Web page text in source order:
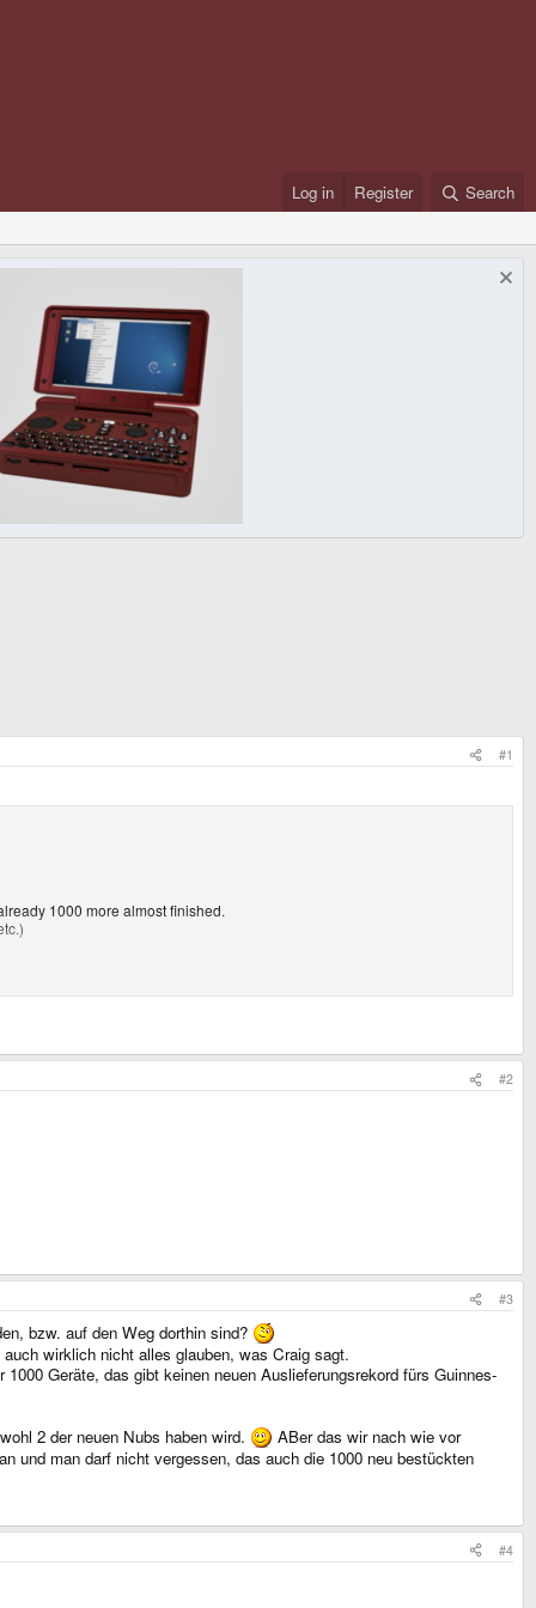
Log in Register Search
#1
1000 more almost finished.
ask).
as we could ship one with the old ones to you - but on your own risk
#2
#3
bzw. auf den Weg dorthin sind?
wirklich nicht alles glauben, was Craig sagt.
Geräte, das gibt keinen neuen Auslieferungsrekord fürs Guinnes-
2 der neuen Nubs haben wird.
ABer das wir nach wie vor
und man darf nicht vergessen, das auch die 1000 neu bestückten
#4